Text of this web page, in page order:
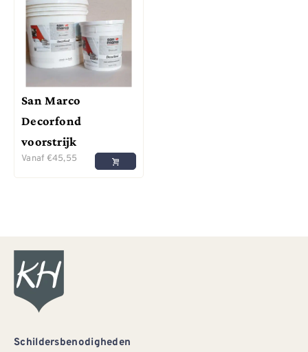
San Marco
Decorfond
voorstrijk
Vanaf €45,55
Schildersbenodigheden